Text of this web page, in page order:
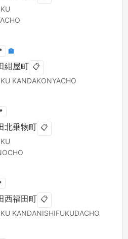
🏣
紺屋町 📋
KANDAKONYACHO
北乗物町 📋
西福田町 📋
KANDANISHIFUKUDACHO